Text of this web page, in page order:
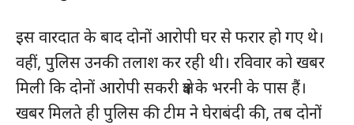
इस वारदात के बाद दोनों आरोपी घर से फरार हो गए थे।
वहीं, पुलिस उनकी तलाश कर रही थी। रविवार को खबर
मिली कि दोनों आरोपी सकरी क्षेत्र के भरनी के पास हैं।
खबर मिलते ही पुलिस की टीम ने घेराबंदी की, तब दोनों